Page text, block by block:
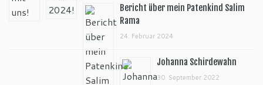
Bericht über mein Patenkind Salim
Rama
24. Februar 2024
Johanna Schirdewahn
30. September 2022